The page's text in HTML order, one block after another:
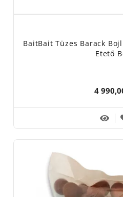
BaitBait Tüzes Barack
Etető
4